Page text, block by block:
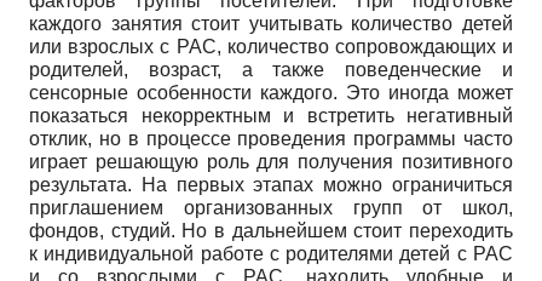
каждого занятия стоит учитывать количество детей
или взрослых с РАС, количество сопровождающих и
родителей, возраст, а также поведенческие и
сенсорные особенности каждого. Это иногда может
показаться некорректным и встретить негативный
отклик, но в процессе проведения программы часто
играет решающую роль для получения позитивного
результата. На первых этапах можно ограничиться
приглашением организованных групп от школ,
фондов, студий. Но в дальнейшем стоит переходить
к индивидуальной работе с родителями детей с РАС
и со взрослыми с РАС, находить удобные и